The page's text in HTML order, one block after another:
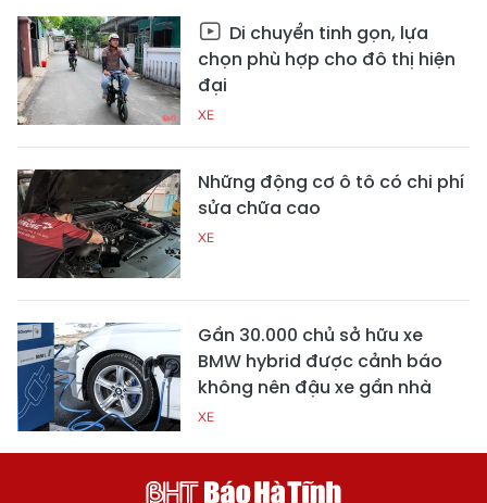
Di chuyển tinh gọn, lựa
chọn phù hợp cho đô thị hiện
đại
XE
Những động cơ ô tô có chi phí
sửa chữa cao
XE
Gần 30.000 chủ sở hữu xe
BMW hybrid được cảnh báo
không nên đậu xe gần nhà
XE